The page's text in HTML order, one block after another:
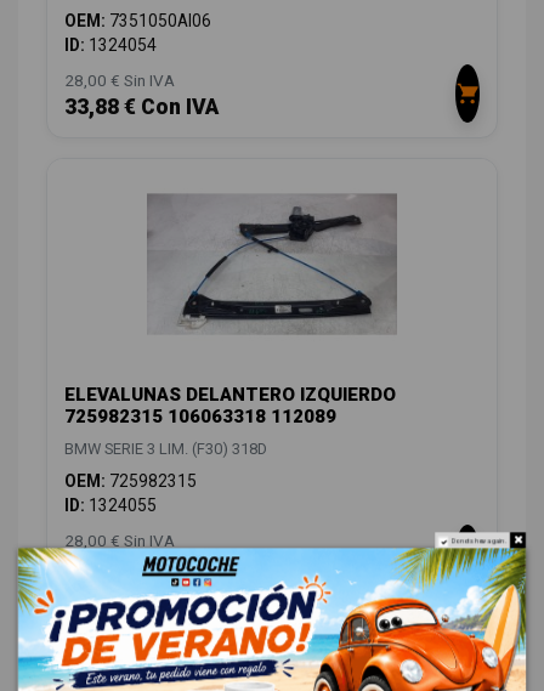
OEM: 7351050AI06
ID: 1324054
28,00 € Sin IVA
33,88 € Con IVA
ELEVALUNAS DELANTERO IZQUIERDO
725982315 106063318 112089
BMW SERIE 3 LIM. (F30) 318D
OEM: 725982315
ID: 1324055
28,00 € Sin IVA
33,88 € Con IVA
Do not show again.